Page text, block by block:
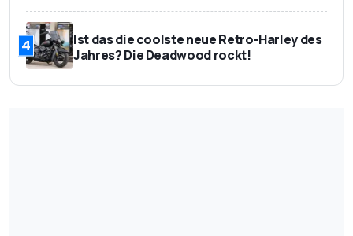
4
Ist das die coolste neue Retro-Harley des
Jahres? Die Deadwood rockt!